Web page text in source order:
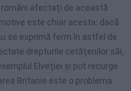
afectaţi de această
este chiar acesta: dacă
se exprimă ferm în astfel de
drepturile cetăţenilor săi,
Elveţiei şi pot recurge
Britanie este o problema